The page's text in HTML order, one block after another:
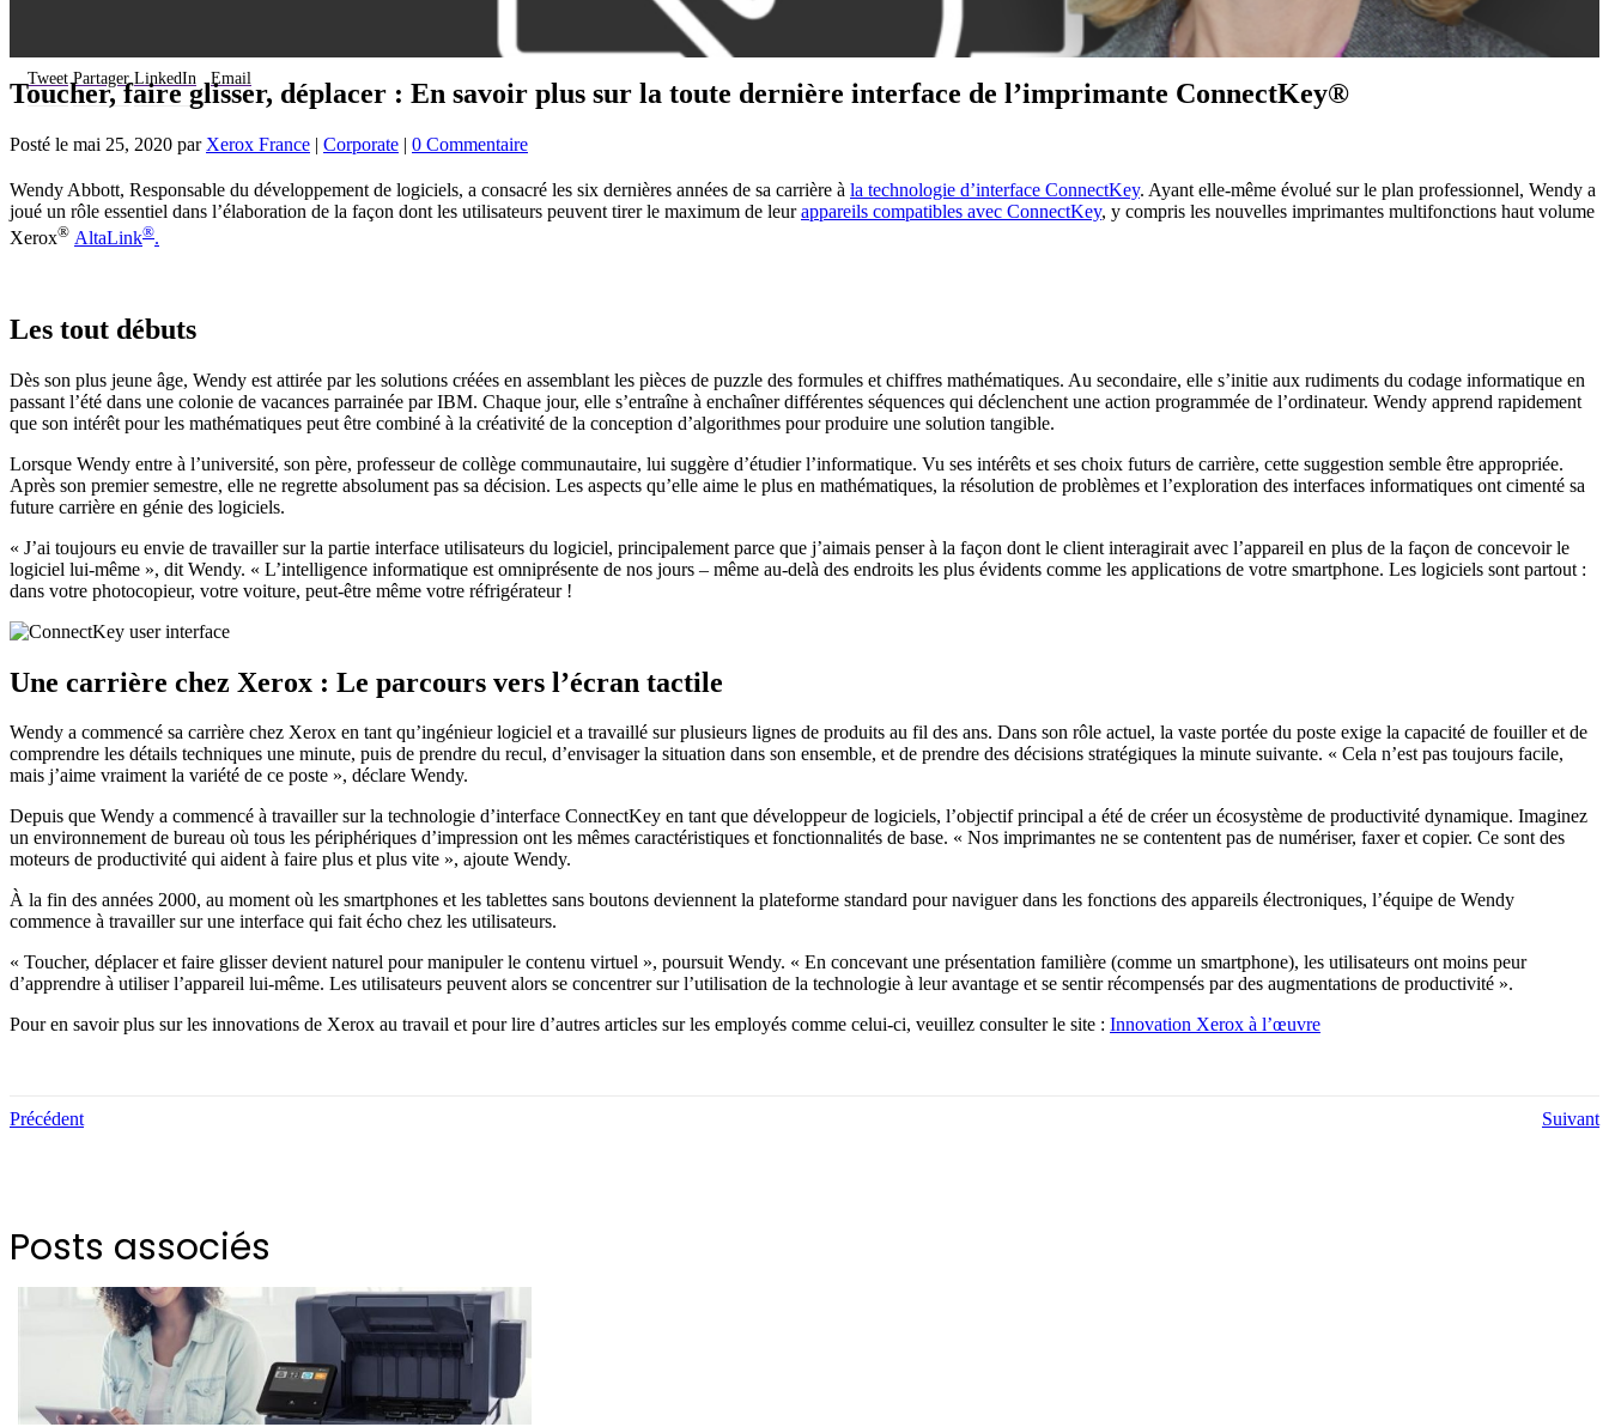
Tweet Partager LinkedIn Email
Toucher, faire glisser, déplacer : En savoir plus sur la toute dernière interface de l’imprimante ConnectKey®
Posté le mai 25, 2020 par Xerox France | Corporate | 0 Commentaire
Wendy Abbott, Responsable du développement de logiciels, a consacré les six dernières années de sa carrière à la technologie d’interface ConnectKey. Ayant elle-même évolué sur le plan professionnel, Wendy a
joué un rôle essentiel dans l’élaboration de la façon dont les utilisateurs peuvent tirer le maximum de leurappareils compatibles avec ConnectKey, y compris les nouvelles imprimantes multifonctions haut volume
Xerox® AltaLink®.
Les tout débuts
Dès son plus jeune âge, Wendy est attirée par les solutions créées en assemblant les pièces de puzzle des formules et chiffres mathématiques. Au secondaire, elle s’initie aux rudiments du codage informatique en
passant l’été dans une colonie de vacances parrainée par IBM. Chaque jour, elle s’entraîne à enchaîner différentes séquences qui déclenchent une action programmée de l’ordinateur. Wendy apprend rapidement
que son intérêt pour les mathématiques peut être combiné à la créativité de la conception d’algorithmes pour produire une solution tangible.
Lorsque Wendy entre à l’université, son père, professeur de collège communautaire, lui suggère d’étudier l’informatique. Vu ses intérêts et ses choix futurs de carrière, cette suggestion semble être appropriée.
Après son premier semestre, elle ne regrette absolument pas sa décision. Les aspects qu’elle aime le plus en mathématiques, la résolution de problèmes et l’exploration des interfaces informatiques ont cimenté sa
future carrière en génie des logiciels.
« J’ai toujours eu envie de travailler sur la partie interface utilisateurs du logiciel, principalement parce que j’aimais penser à la façon dont le client interagirait avec l’appareil en plus de la façon de concevoir le
logiciel lui-même », dit Wendy. « L’intelligence informatique est omniprésente de nos jours – même au-delà des endroits les plus évidents comme les applications de votre smartphone. Les logiciels sont partout :
dans votre photocopieur, votre voiture, peut-être même votre réfrigérateur !
Une carrière chez Xerox : Le parcours vers l’écran tactile
Wendy a commencé sa carrière chez Xerox en tant qu’ingénieur logiciel et a travaillé sur plusieurs lignes de produits au fil des ans. Dans son rôle actuel, la vaste portée du poste exige la capacité de fouiller et de
comprendre les détails techniques une minute, puis de prendre du recul, d’envisager la situation dans son ensemble, et de prendre des décisions stratégiques la minute suivante. « Cela n’est pas toujours facile,
mais j’aime vraiment la variété de ce poste », déclare Wendy.
Depuis que Wendy a commencé à travailler sur la technologie d’interface ConnectKey en tant que développeur de logiciels, l’objectif principal a été de créer un écosystème de productivité dynamique. Imaginez
un environnement de bureau où tous les périphériques d’impression ont les mêmes caractéristiques et fonctionnalités de base. « Nos imprimantes ne se contentent pas de numériser, faxer et copier. Ce sont des
moteurs de productivité qui aident à faire plus et plus vite », ajoute Wendy.
À la fin des années 2000, au moment où les smartphones et les tablettes sans boutons deviennent la plateforme standard pour naviguer dans les fonctions des appareils électroniques, l’équipe de Wendy
commence à travailler sur une interface qui fait écho chez les utilisateurs.
« Toucher, déplacer et faire glisser devient naturel pour manipuler le contenu virtuel », poursuit Wendy. « En concevant une présentation familière (comme un smartphone), les utilisateurs ont moins peur
d’apprendre à utiliser l’appareil lui-même. Les utilisateurs peuvent alors se concentrer sur l’utilisation de la technologie à leur avantage et se sentir récompensés par des augmentations de productivité ».
Pour en savoir plus sur les innovations de Xerox au travail et pour lire d’autres articles sur les employés comme celui-ci, veuillez consulter le site : Innovation Xerox à l’œuvre
Précédent Suivant
Posts associés